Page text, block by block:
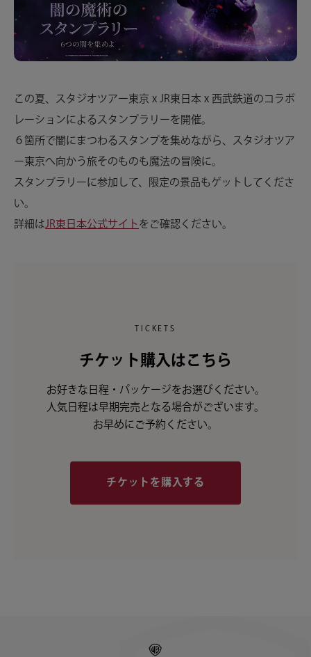
この夏、スタジオツアー東京 x JR東日本 x 西武鉄道のコラボ
レーションによるスタンプラリーを開催。​
６箇所で闇にまつわるスタンプを集めながら、スタジオツア
ー東京へ向かう旅そのものも魔法の冒険に。​
スタンプラリーに参加して、限定の景品もゲットしてくださ
い。
詳細はJR東日本公式サイトをご確認ください。
TICKETS
チケット購入はこちら
お好きな日程・パッケージをお選びください。
人気日程は早期完売となる場合がございます。
お早めにご予約ください。
チケットを購入する